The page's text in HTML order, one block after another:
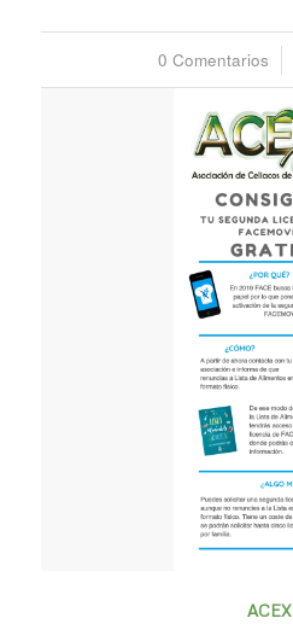
0 Comentarios
/
ACEX